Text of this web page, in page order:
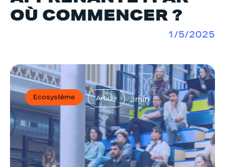
OÙ COMMENCER ?
1/5/2025
Ecosystème Article 3min